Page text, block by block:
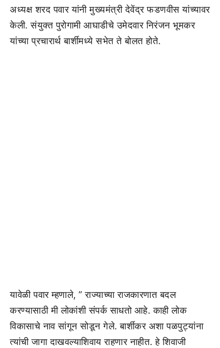
अध्यक्ष शरद पवार यांनी मुख्यमंत्री देवेंद्र फडणवीस यांच्यावर
केली. संयुक्त पुरोगामी आघाडीचे उमेदवार निरंजन भूमकर
यांच्या प्रचारार्थ बार्शीमध्ये सभेत ते बोलत होते.
यावेळी पवार म्हणाले, ” राज्याच्या राजकारणात बदल
करण्यासाठी मी लोकांशी संपर्क साधतो आहे. काही लोक
विकासाचे नाव सांगून सोडून गेले. बार्शीकर अशा पळपुट्यांना
त्यांची जागा दाखवल्याशिवाय राहणार नाहीत. हे शिवाजी